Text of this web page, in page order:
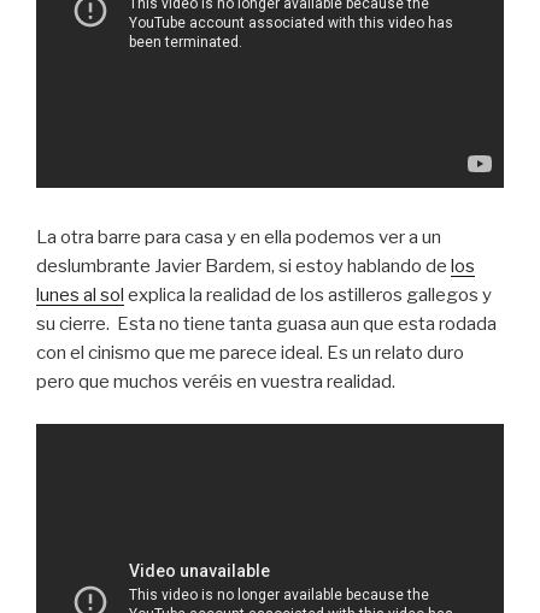
La otra barre para casa y en ella podemos ver a un
deslumbrante Javier Bardem, si estoy hablando de los
lunes al sol explica la realidad de los astilleros gallegos y
su cierre. Esta no tiene tanta guasa aun que esta rodada
con el cinismo que me parece ideal. Es un relato duro
pero que muchos veréis en vuestra realidad.